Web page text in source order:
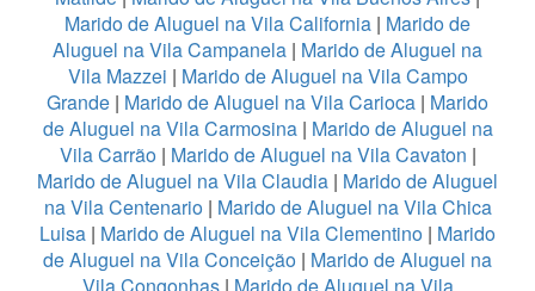
Marido de Aluguel na Vila California | Marido de
Aluguel na Vila Campanela | Marido de Aluguel na
Vila Mazzei | Marido de Aluguel na Vila Campo
Grande | Marido de Aluguel na Vila Carioca | Marido
de Aluguel na Vila Carmosina| Marido de Aluguel na
Vila Carrão| Marido de Aluguel na Vila Cavaton |
Marido de Aluguel na Vila Claudia | Marido de Aluguel
na Vila Centenario| Marido de Aluguel na Vila Chica
Luisa | Marido de Aluguel na Vila Clementino | Marido
de Aluguel na Vila Conceição | Marido de Aluguel na